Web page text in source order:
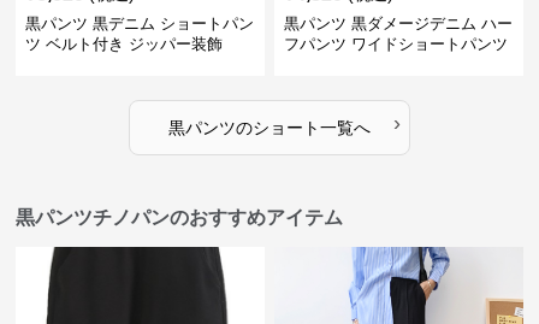
黒パンツ 黒デニム ショートパン
ツ ベルト付き ジッパー装飾
黒パンツ 黒ダメージデニム ハー
フパンツ ワイドショートパンツ
黒パンツのショート一覧へ ›
黒パンツチノパンのおすすめアイテム